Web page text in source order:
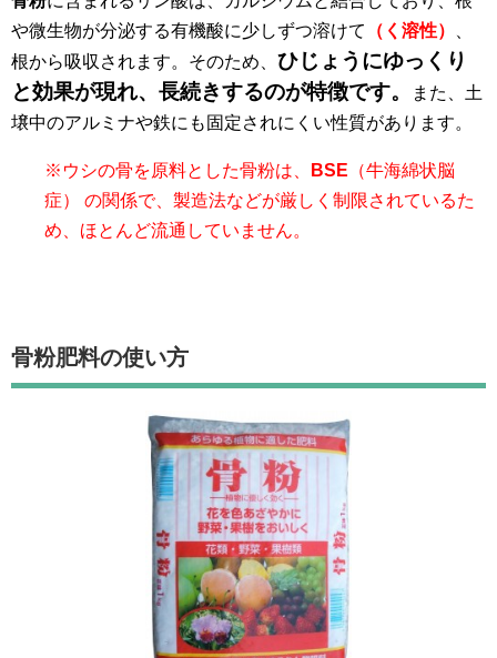
や微生物が分泌する有機酸に少しずつ溶けて
（く溶性）
根から吸収されます。そのため、 ひじょうにゆっくり
と効果が現れ、長続きするのが特徴です。
また、土
壌中のアルミナや鉄にも固定されにくい性質があります。
※ウシの骨を原料とした骨粉は、 BSE （牛海綿状脳
症） の関係で、製造法などが厳しく制限されているた
め、ほとんど流通していません。
骨粉肥料の使い方